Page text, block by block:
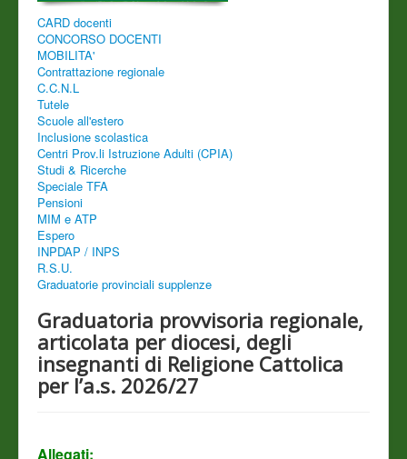
CARD docenti
CONCORSO DOCENTI
MOBILITA'
Contrattazione regionale
C.C.N.L
Tutele
Scuole all'estero
Inclusione scolastica
Centri Prov.li Istruzione Adulti (CPIA)
Studi & Ricerche
Speciale TFA
Pensioni
MIM e ATP
Espero
INPDAP / INPS
R.S.U.
Graduatorie provinciali supplenze
Graduatoria provvisoria regionale,
articolata per diocesi, degli
insegnanti di Religione Cattolica
per l’a.s. 2026/27
Allegati: